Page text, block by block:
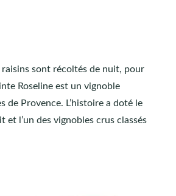
raisins sont récoltés de nuit, pour
Roseline est un vignoble
de Provence. L’histoire a doté le
l’un des vignobles crus classés